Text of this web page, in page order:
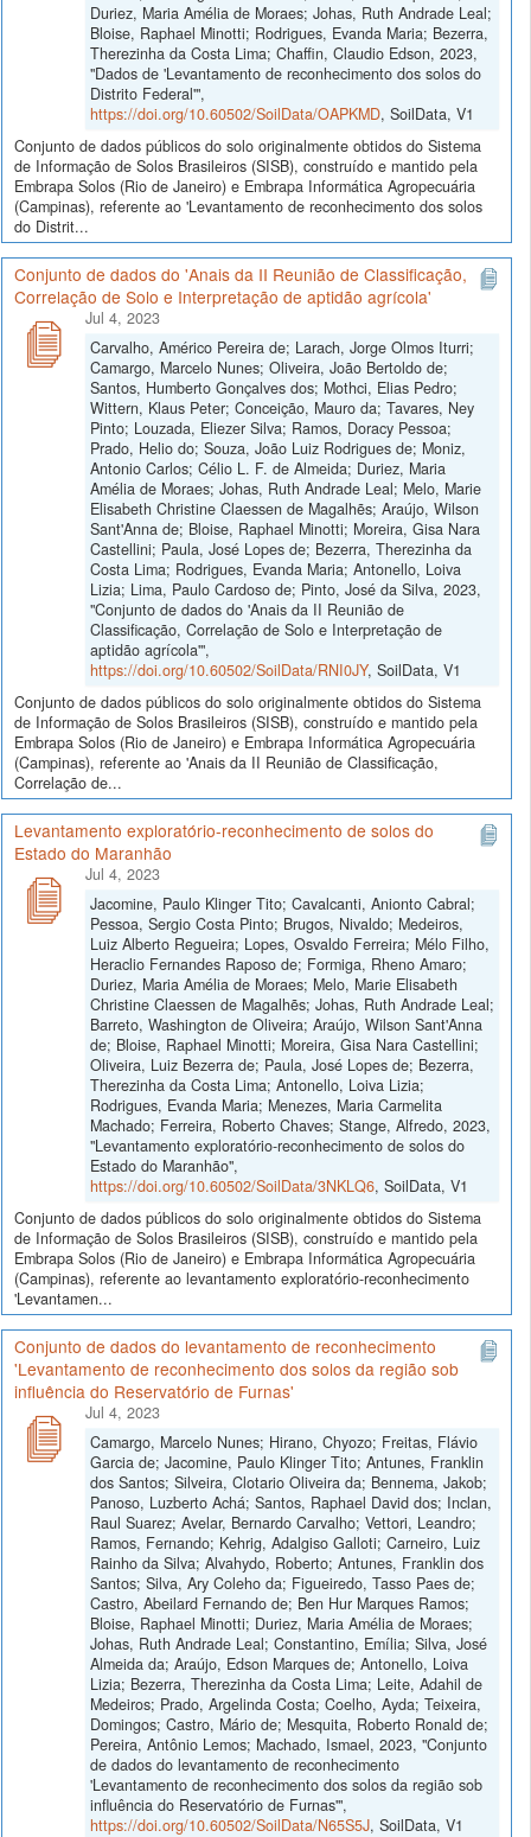
Duriez, Maria Amélia de Moraes; Johas, Ruth Andrade Leal;
Bloise, Raphael Minotti; Rodrigues, Evanda Maria; Bezerra,
Therezinha da Costa Lima; Chaffin, Claudio Edson, 2023,
"Dados de 'Levantamento de reconhecimento dos solos do
Distrito Federal'",
https://doi.org/10.60502/SoilData/OAPKMD, SoilData, V1
Conjunto de dados públicos do solo originalmente obtidos do Sistema
de Informação de Solos Brasileiros (SISB), construído e mantido pela
Embrapa Solos (Rio de Janeiro) e Embrapa Informática Agropecuária
(Campinas), referente ao 'Levantamento de reconhecimento dos solos
do Distrit...
Conjunto de dados do 'Anais da II Reunião de Classificação,
Correlação de Solo e Interpretação de aptidão agrícola'
Jul 4, 2023
Carvalho, Américo Pereira de; Larach, Jorge Olmos Iturri;
Camargo, Marcelo Nunes; Oliveira, João Bertoldo de;
Santos, Humberto Gonçalves dos; Mothci, Elias Pedro;
Wittern, Klaus Peter; Conceição, Mauro da; Tavares, Ney
Pinto; Louzada, Eliezer Silva; Ramos, Doracy Pessoa;
Prado, Helio do; Souza, João Luiz Rodrigues de; Moniz,
Antonio Carlos; Célio L. F. de Almeida; Duriez, Maria
Amélia de Moraes; Johas, Ruth Andrade Leal; Melo, Marie
Elisabeth Christine Claessen de Magalhẽs; Araújo, Wilson
Sant'Anna de; Bloise, Raphael Minotti; Moreira, Gisa Nara
Castellini; Paula, José Lopes de; Bezerra, Therezinha da
Costa Lima; Rodrigues, Evanda Maria; Antonello, Loiva
Lizia; Lima, Paulo Cardoso de; Pinto, José da Silva, 2023,
"Conjunto de dados do 'Anais da II Reunião de
Classificação, Correlação de Solo e Interpretação de
aptidão agrícola'",
https://doi.org/10.60502/SoilData/RNI0JY, SoilData, V1
Conjunto de dados públicos do solo originalmente obtidos do Sistema
de Informação de Solos Brasileiros (SISB), construído e mantido pela
Embrapa Solos (Rio de Janeiro) e Embrapa Informática Agropecuária
(Campinas), referente ao 'Anais da II Reunião de Classificação,
Correlação de...
Levantamento exploratório-reconhecimento de solos do
Estado do Maranhão
Jul 4, 2023
Jacomine, Paulo Klinger Tito; Cavalcanti, Anionto Cabral;
Pessoa, Sergio Costa Pinto; Brugos, Nivaldo; Medeiros,
Luiz Alberto Regueira; Lopes, Osvaldo Ferreira; Mélo Filho,
Heraclio Fernandes Raposo de; Formiga, Rheno Amaro;
Duriez, Maria Amélia de Moraes; Melo, Marie Elisabeth
Christine Claessen de Magalhẽs; Johas, Ruth Andrade Leal;
Barreto, Washington de Oliveira; Araújo, Wilson Sant'Anna
de; Bloise, Raphael Minotti; Moreira, Gisa Nara Castellini;
Oliveira, Luiz Bezerra de; Paula, José Lopes de; Bezerra,
Therezinha da Costa Lima; Antonello, Loiva Lizia;
Rodrigues, Evanda Maria; Menezes, Maria Carmelita
Machado; Ferreira, Roberto Chaves; Stange, Alfredo, 2023,
"Levantamento exploratório-reconhecimento de solos do
Estado do Maranhão",
https://doi.org/10.60502/SoilData/3NKLQ6, SoilData, V1
Conjunto de dados públicos do solo originalmente obtidos do Sistema
de Informação de Solos Brasileiros (SISB), construído e mantido pela
Embrapa Solos (Rio de Janeiro) e Embrapa Informática Agropecuária
(Campinas), referente ao levantamento exploratório-reconhecimento
'Levantamen...
Conjunto de dados do levantamento de reconhecimento
'Levantamento de reconhecimento dos solos da região sob
influência do Reservatório de Furnas'
Jul 4, 2023
Camargo, Marcelo Nunes; Hirano, Chyozo; Freitas, Flávio
Garcia de; Jacomine, Paulo Klinger Tito; Antunes, Franklin
dos Santos; Silveira, Clotario Oliveira da; Bennema, Jakob;
Panoso, Luzberto Achá; Santos, Raphael David dos; Inclan,
Raul Suarez; Avelar, Bernardo Carvalho; Vettori, Leandro;
Ramos, Fernando; Kehrig, Adalgiso Galloti; Carneiro, Luiz
Rainho da Silva; Alvahydo, Roberto; Antunes, Franklin dos
Santos; Silva, Ary Coleho da; Figueiredo, Tasso Paes de;
Castro, Abeilard Fernando de; Ben Hur Marques Ramos;
Bloise, Raphael Minotti; Duriez, Maria Amélia de Moraes;
Johas, Ruth Andrade Leal; Constantino, Emília; Silva, José
Almeida da; Araújo, Edson Marques de; Antonello, Loiva
Lizia; Bezerra, Therezinha da Costa Lima; Leite, Adahil de
Medeiros; Prado, Argelinda Costa; Coelho, Ayda; Teixeira,
Domingos; Castro, Mário de; Mesquita, Roberto Ronald de;
Pereira, Antônio Lemos; Machado, Ismael, 2023, "Conjunto
de dados do levantamento de reconhecimento
'Levantamento de reconhecimento dos solos da região sob
influência do Reservatório de Furnas'",
https://doi.org/10.60502/SoilData/N65S5J, SoilData, V1